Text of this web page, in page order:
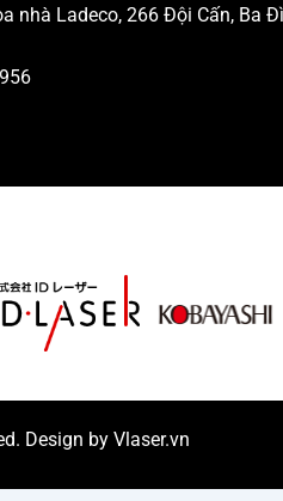
nhà Ladeco, 266 Đội Cấn, Ba
Design by Vlaser.vn